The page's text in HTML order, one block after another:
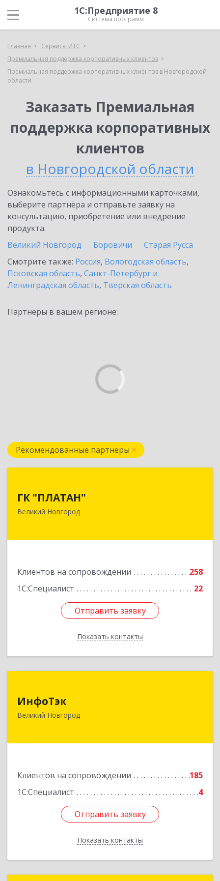
1С:Предприятие 8
Система программ
Главная
Сервисы ИТС
Премиальная поддержка корпоративных клиентов
Премиальная поддержка корпоративных клиентов в Новгородской
области
Заказать Премиальная
поддержка корпоративных
клиентов
в Новгородской области
Ознакомьтесь с информационными карточками,
выберите партнёра и отправьте заявку на
консультацию, приобретение или внедрение
продукта.
Великий Новгород
Боровичи
Старая Русса
Смотрите также: Россия, Вологодская область,
Псковская область, Санкт-Петербург и
Ленинградская область, Тверская область
Партнеры в вашем регионе:
Рекомендованные партнеры
ГК "ПЛАТАН"
Великий Новгород
Клиентов на сопровождении
258
1С:Специалист
22
Отправить заявку
Показать контакты
г, Большая Санкт-Петербургская ул, дом № 80,
Отправить заявку
Назад
ИнфоТэк
Великий Новгород
Клиентов на сопровождении
185
1С:Специалист
4
Отправить заявку
Показать контакты
173003, Новгородская обл, Великий Новгород
Подробнее
Отправить заявку
Назад